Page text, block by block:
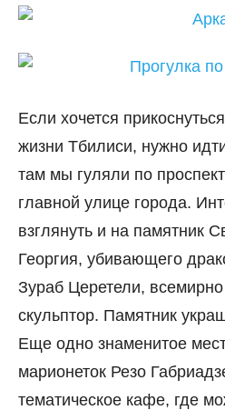
Если хочется
жизни Тбилиси, нужно
там мы гуляли по
главной улице города.
взглянуть и на памятник
Георгия, убивающего
Зураб Церетели,
скульптор. Памятник
Еще одно знаменитое
марионеток Резо
тематическое кафе, где